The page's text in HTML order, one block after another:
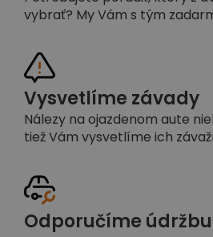
vybrať? My Vám s tým
Vysvetlíme závady
Nálezy na ojazdenom aute
tiež Vám vysvetlíme ich
Odporučíme údržbu